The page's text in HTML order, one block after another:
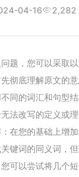
04-16 2,282
题，您可以采取
彻底理解原文的
同的词汇和句型
法改写的定义或
在您的基础上增
键词的同义词，
可以尝试将几个